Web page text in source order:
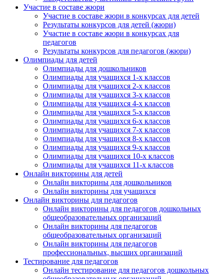
Участие в составе жюри
Участие в составе жюри в конкурсах для детей
Результаты конкурсов для детей (жюри)
Участие в составе жюри в конкурсах для
педагогов
Результаты конкурсов для педагогов (жюри)
Олимпиады для детей
Олимпиады для дошкольников
Олимпиады для учащихся 1-х классов
Олимпиады для учащихся 2-х классов
Олимпиады для учащихся 3-х классов
Олимпиады для учащихся 4-х классов
Олимпиады для учащихся 5-х классов
Олимпиады для учащихся 6-х классов
Олимпиады для учащихся 7-х классов
Олимпиады для учащихся 8-х классов
Олимпиады для учащихся 9-х классов
Олимпиады для учащихся 10-х классов
Олимпиады для учащихся 11-х классов
Онлайн викторины для детей
Онлайн викторины для дошкольников
Онлайн викторины для учащихся
Онлайн викторины для педагогов
Онлайн викторины для педагогов дошкольных
общеобразовательных организаций
Онлайн викторины для педагогов
общеобразовательных организаций
Онлайн викторины для педагогов
профессиональных, высших организаций
Тестирование для педагогов
Онлайн тестирование для педагогов дошкольных